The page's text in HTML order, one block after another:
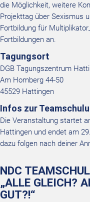
die Möglichkeit, weitere
Projekttag über Sexismus
Fortbildung für
Fortbildungen an.
Tagungsort
DGB Tagungszentrum
Am Homberg 44-50
45529 Hattingen
Infos zur
Die Veranstaltung startet
Hattingen und endet am
dazu folgen nach deiner
NDC
„ALLE GLEICH?
GUT?!“